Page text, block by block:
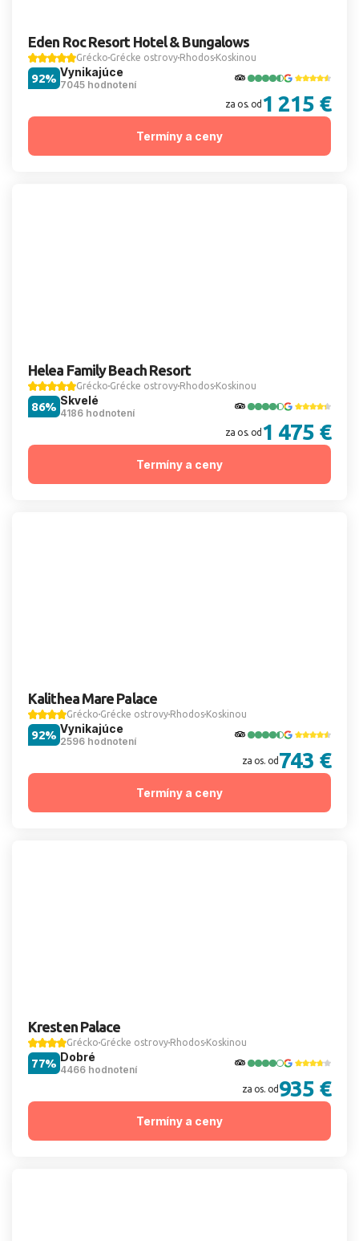
Eden Roc Resort Hotel & Bungalows
Grécko Grécke ostrovy Rhodos Koskinou
Vynikajúce
7045 hodnotení
92%
za os. od 1 215 €
Termíny a ceny
Helea Family Beach Resort
Grécko Grécke ostrovy Rhodos Koskinou
Skvelé
4186 hodnotení
86%
za os. od 1 475 €
Termíny a ceny
Kalithea Mare Palace
Grécko Grécke ostrovy Rhodos Koskinou
Vynikajúce
2596 hodnotení
92%
za os. od 743 €
Termíny a ceny
Kresten Palace
Grécko Grécke ostrovy Rhodos Koskinou
Dobré
4466 hodnotení
77%
za os. od 935 €
Termíny a ceny